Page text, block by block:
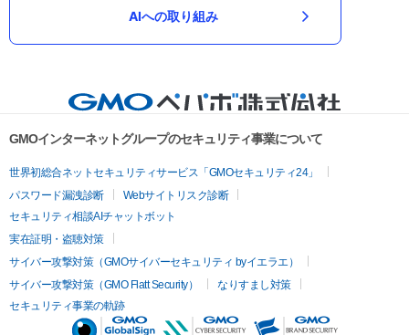
AIへの取り組み
GMOインターネットグループのセキュリティ事業について
世界初総合ネットセキュリティサービス「GMOセキュリティ24」
パスワード漏洩診断
Webサイトリスク診断
セキュリティ相談AIチャットボット
実在証明・盗聴対策
サイバー攻撃対策（GMOサイバーセキュリティ byイエラエ）
サイバー攻撃対策（GMO Flatt Security）
なりすまし対策
セキュリティ事業の軌跡